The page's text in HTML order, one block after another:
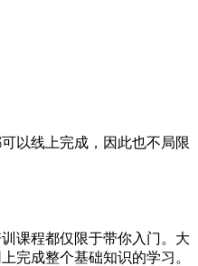
以线上完成，因此也不局限
课程都仅限于带你入门。大
完成整个基础知识的学习。